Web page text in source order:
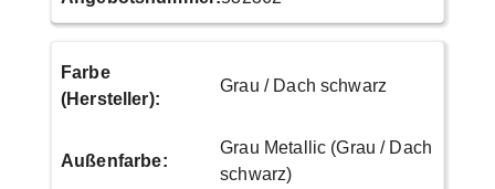
Farbe
(Hersteller):
Grau / Dach schwarz
Außenfarbe:
Grau Metallic (Grau / Dach
schwarz)